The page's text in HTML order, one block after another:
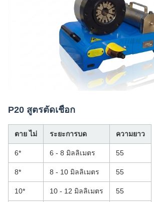
P20 สูตรตัดเชือก
ตาย ไม่ ระยะการบด ความยาว
6* 6 - 8 มิลลิเมตร 55
8* 8 - 10 มิลลิเมตร 55
10* 10 - 12 มิลลิเมตร 55